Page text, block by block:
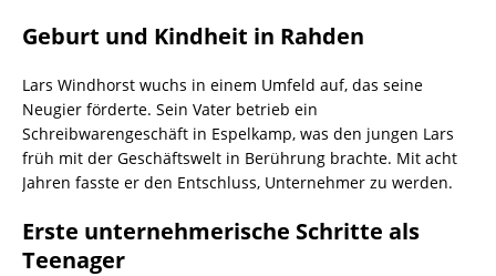
Geburt und Kindheit in Rahden
Lars Windhorst wuchs in einem Umfeld auf, das seine
Neugier förderte. Sein Vater betrieb ein
Schreibwarengeschäft in Espelkamp, was den jungen Lars
früh mit der Geschäftswelt in Berührung brachte. Mit acht
Jahren fasste er den Entschluss, Unternehmer zu werden.
Erste unternehmerische Schritte als
Teenager